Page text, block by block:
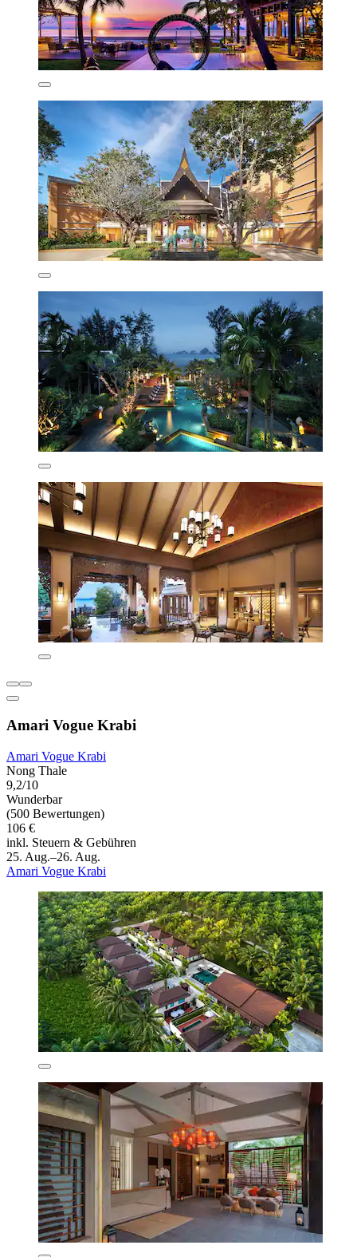
Amari Vogue Krabi
Amari Vogue Krabi
Nong Thale
9,2/10
Wunderbar
(500 Bewertungen)
106 €
inkl. Steuern & Gebühren
25. Aug.–26. Aug.
Amari Vogue Krabi